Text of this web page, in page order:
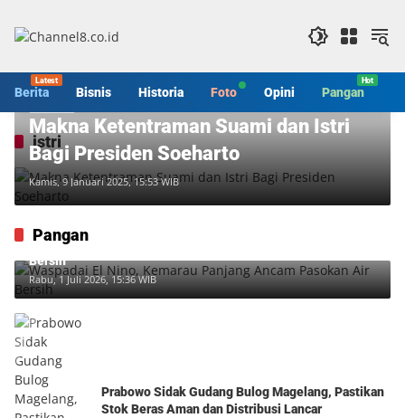
konten
Berita Bisnis Historia Foto Opini Pangan
istri
Makna Ketentraman Suami dan Istri
Bagi Presiden Soeharto
Kamis, 9 Januari 2025, 15:53 WIB
Pangan
Waspadai El Nino, Kemarau Panjang Ancam Pasokan Air
Bersih
Rabu, 1 Juli 2026, 15:36 WIB
Prabowo Sidak Gudang Bulog Magelang, Pastikan
Stok Beras Aman dan Distribusi Lancar